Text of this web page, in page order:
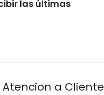
las últimas
Atencion a Cliente